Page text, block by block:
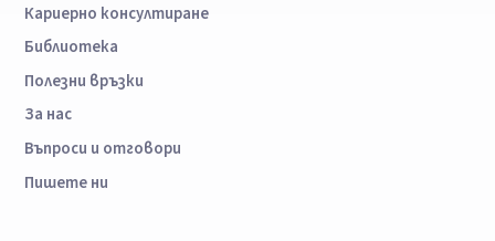
Кариерно консултиране
Библиотека
Полезни връзки
За нас
Въпроси и отговори
Пишете ни